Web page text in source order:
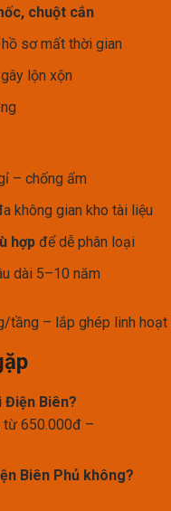
chuột cắn
sơ mất thời gian
lộn xộn
– chống ẩm
không gian kho tài liệu
hợp để dễ phân loại
dài 5–10 năm
tầng – lắp ghép linh hoạt
Điện Biên?
từ 650.000đ –
Biên Phủ không?